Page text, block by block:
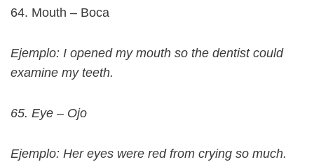
64. Mouth – Boca
Ejemplo: I opened my mouth so the dentist could
examine my teeth.
65. Eye – Ojo
Ejemplo: Her eyes were red from crying so much.